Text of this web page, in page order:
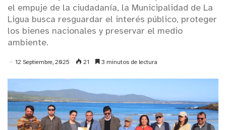
el empuje de la ciudadanía, la Municipalidad de La
Ligua busca resguardar el interés público, proteger
los bienes nacionales y preservar el medio
ambiente.
12 Septiembre, 2025 21 3 minutos de lectura